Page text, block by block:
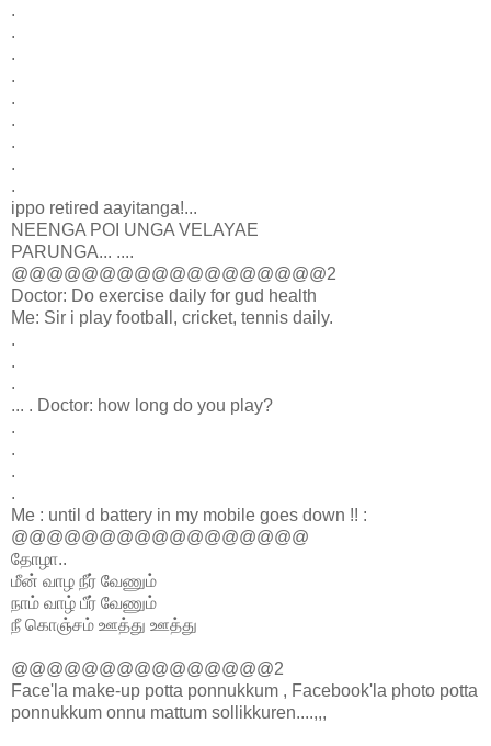
.
.
.
.
.
.
.
.
.
ippo retired aayitanga!...
NEENGA POI UNGA VELAYAE
PARUNGA... ....
@@@@@@@@@@@@@@@@@@2
Doctor: Do exercise daily for gud health
Me: Sir i play football, cricket, tennis daily.
.
.
.
... . Doctor: how long do you play?
.
.
.
.
Me : until d battery in my mobile goes down !! :
@@@@@@@@@@@@@@@@@
தோழா..
மீன் வாழ நீர் வேணும்
நாம் வாழ் பீர் வேணும்
நீ கொஞ்சம் ஊத்து ஊத்து
@@@@@@@@@@@@@@@2
Face'la make-up potta ponnukkum , Facebook'la photo potta
ponnukkum onnu mattum sollikkuren....,,,